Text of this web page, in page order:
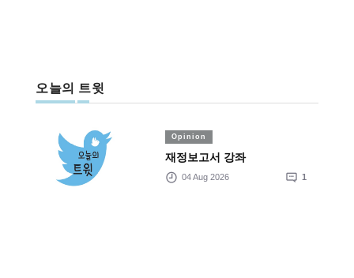
오늘의 트윗
Opinion
재정보고서 강좌
04 Aug 2026 1